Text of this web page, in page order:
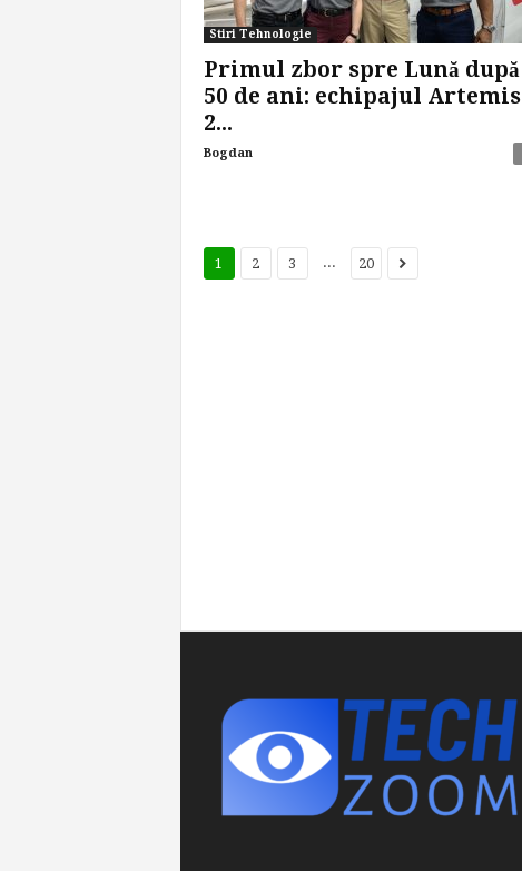
Stiri Tehnologie
Primul zbor spre Lună după
50 de ani: echipajul Artemis
2...
Bogdan
1 2 3 ... 20